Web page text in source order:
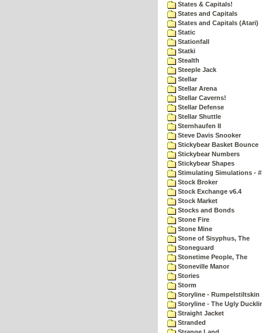
States & Capitals!
States and Capitals
States and Capitals (Atari)
Static
Stationfall
Statki
Stealth
Steeple Jack
Stellar
Stellar Arena
Stellar Caverns!
Stellar Defense
Stellar Shuttle
Sternhaufen II
Steve Davis Snooker
Stickybear Basket Bounce
Stickybear Numbers
Stickybear Shapes
Stimulating Simulations -
Stock Broker
Stock Exchange v6.4
Stock Market
Stocks and Bonds
Stone Fire
Stone Mine
Stone of Sisyphus, The
Stoneguard
Stonetime People, The
Stoneville Manor
Stories
Storm
Storyline - Rumpelstiltskin
Storyline - The Ugly
Straight Jacket
Stranded